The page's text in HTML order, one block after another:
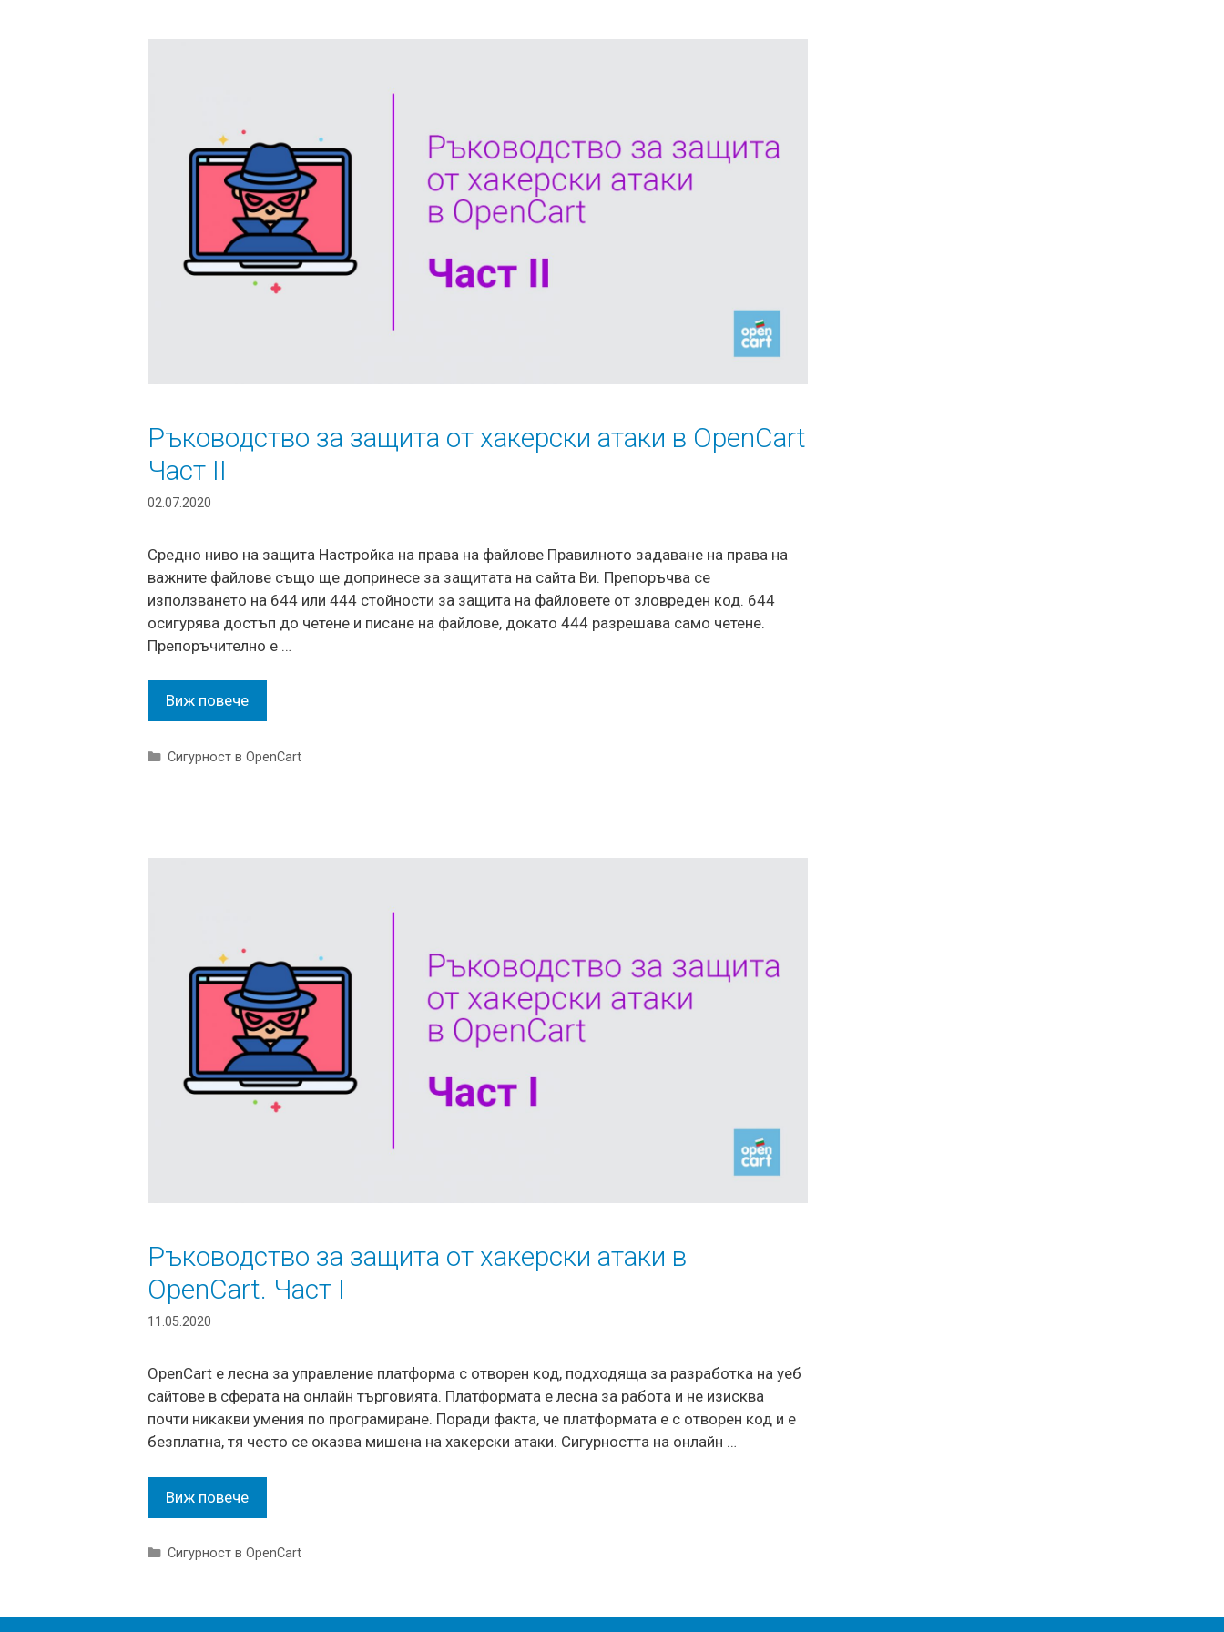
Ръководство за защита от хакерски атаки в OpenCart
Част II
02.07.2020
Средно ниво на защита Настройка на права на файлове Правилното задаване на права на
важните файлове също ще допринесе за защитата на сайта Ви. Препоръчва се
използването на 644 или 444 стойности за защита на файловете от зловреден код. 644
осигурява достъп до четене и писане на файлове, докато 444 разрешава само четене.
Препоръчително е …
Виж повече
Categories
Сигурност в OpenCart
Ръководство за защита от хакерски атаки в
OpenCart. Част I
11.05.2020
OpenCart е лесна за управление платформа с отворен код, подходяща за разработка на уеб
сайтове в сферата на онлайн търговията. Платформата е лесна за работа и не изисква
почти никакви умения по програмиране. Поради факта, че платформата е с отворен код и е
безплатна, тя често се оказва мишена на хакерски атаки. Сигурността на онлайн …
Виж повече
Categories
Сигурност в OpenCart